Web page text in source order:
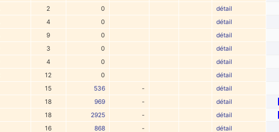
2 0
détail
4 0
détail
9 0
détail
3 0
détail
4 0
détail
12 0
détail
15 536 -
détail
18 969 -
détail
18 2925 -
détail
16 868 -
détail